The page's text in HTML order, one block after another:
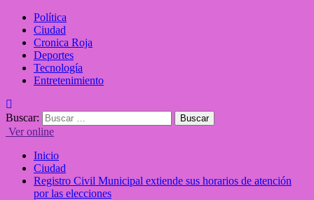
Política
Ciudad
Cronica Roja
Deportes
Tecnología
Entretenimiento
Buscar:
Ver online
Inicio
Ciudad
Registro Civil Municipal extiende sus horarios de atención
por las elecciones